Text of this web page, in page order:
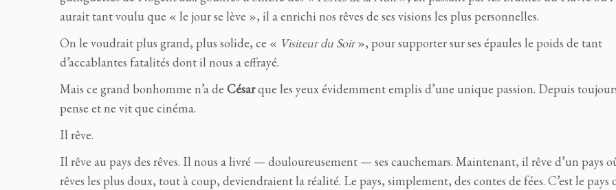
aurait tant voulu que « le jour se lève », il a enrichi nos rêves de ses visions les plus personnelles.
On le voudrait plus grand, plus solide, ce « Visiteur du Soir», pour supporter sur ses épaules le poids de tant
d’accablantes fatalités dont il nous a effrayé.
Mais ce grand bonhomme n’a de Césarque les yeux évidemment emplis d’une unique passion. Depuis
pense et ne vit que cinéma.
Il rêve.
Il rêve au pays des rêves. Il nous a livré — douloureusement — ses cauchemars. Maintenant, il rêve d’un pays
rêves les plus doux, tout à coup, deviendraient la réalité. Le pays, simplement, des contes de fées. C’est le pays